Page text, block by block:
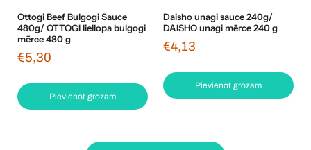
Ottogi Beef Bulgogi Sauce
480g/ OTTOGI liellopa bulgogi
mērce 480 g
€5,30
Pievienot grozam
Daisho unagi sauce 240g/
DAISHO unagi mērce 240 g
€4,13
Pievienot grozam